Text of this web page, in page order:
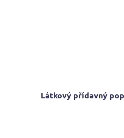
Látkový přídavný